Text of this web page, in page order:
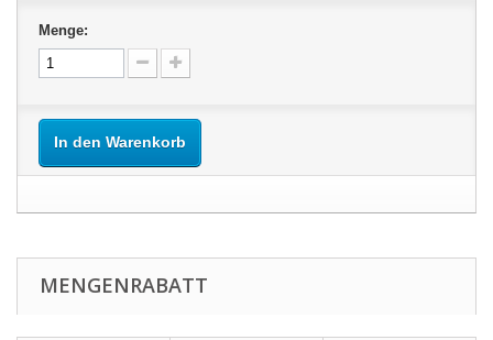
Menge:
In den Warenkorb
MENGENRABATT